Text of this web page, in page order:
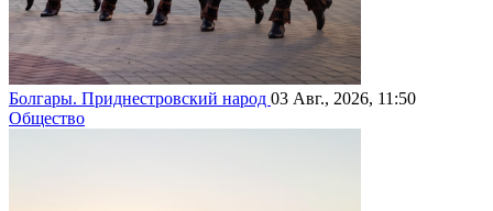
Болгары. Приднестровский народ 03 Авг., 2026, 11:50
Общество